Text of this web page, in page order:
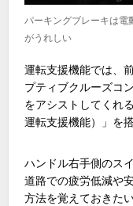
パーキングブレーキは電
がうれしい
運転支援機能では、
プティブクルーズコ
をアシストしてくれ
運転支援機能）」を搭
ハンドル右手側のス
道路での疲労低減や
方法を覚えておきた